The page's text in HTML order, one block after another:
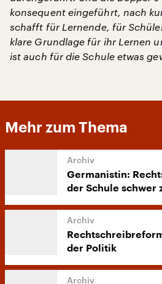
konsequent eingeführt, nach
schafft für Lernende, für
klare Grundlage für ihr Lernen
ist auch für die Schule etwas
Mehr zum Thema
Germanistin:
der Schule schwer
der Politik